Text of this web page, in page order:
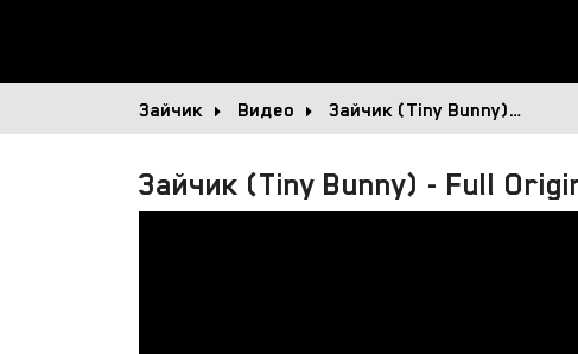
Зайчик Видео Зайчик (Tiny Bunny)…
Зайчик (Tiny Bunny) - Full